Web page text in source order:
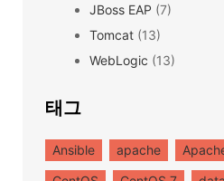
JBoss EAP (7)
Tomcat (13)
WebLogic (13)
태그
Ansible apache